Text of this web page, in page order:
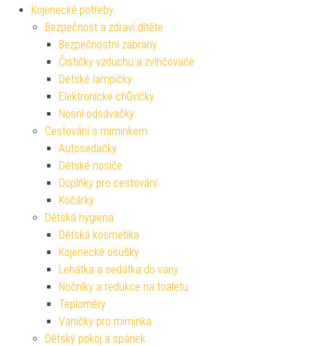
Kojenecké potřeby
Bezpečnost a zdraví dítěte
Bezpečnostní zábrany
Čističky vzduchu a zvlhčovače
Dětské lampičky
Elektronické chůvičky
Nosní odsávačky
Cestování s miminkem
Autosedačky
Dětské nosiče
Doplňky pro cestování
Kočárky
Dětská hygiena
Dětská kosmetika
Kojenecké osušky
Lehátka a sedátka do vany
Nočníky a redukce na toaletu
Teploměry
Vaničky pro miminka
Dětský pokoj a spánek